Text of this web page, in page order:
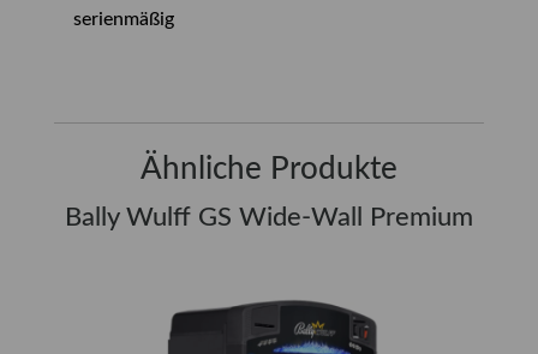
serienmäßig
Ähnliche Produkte
Bally Wulff GS Wide-Wall Premium